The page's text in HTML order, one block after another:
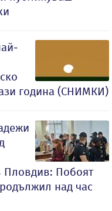
година (СНИМКИ)
Пловдив: Побоят
над час